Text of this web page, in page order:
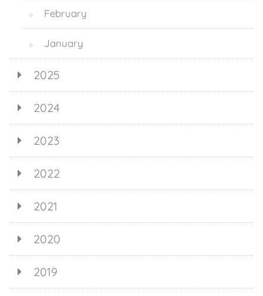
▷ February
▷ January
2025
2024
2023
2022
2021
2020
2019